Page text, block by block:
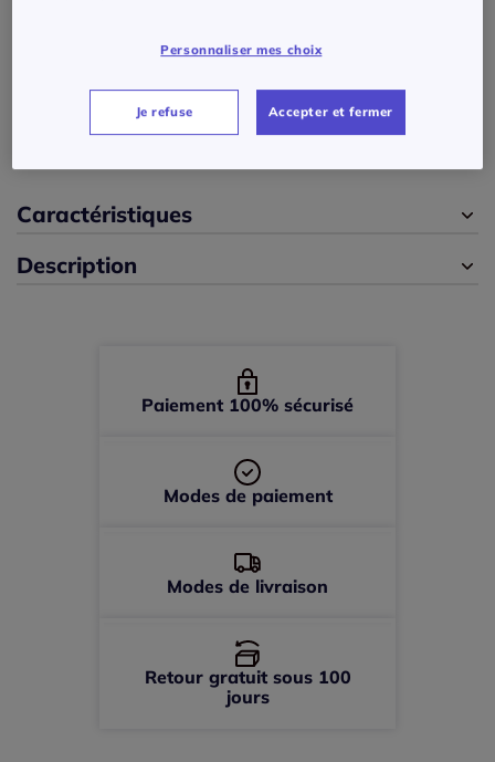
En stock
44 -En stock
46 -En stock
J'ajoute au panier
Caractéristiques
Description
Paiement 100% sécurisé
Modes de paiement
Modes de livraison
Retour gratuit sous 100
jours
Personnaliser mes choix
Je refuse Accepter et fermer